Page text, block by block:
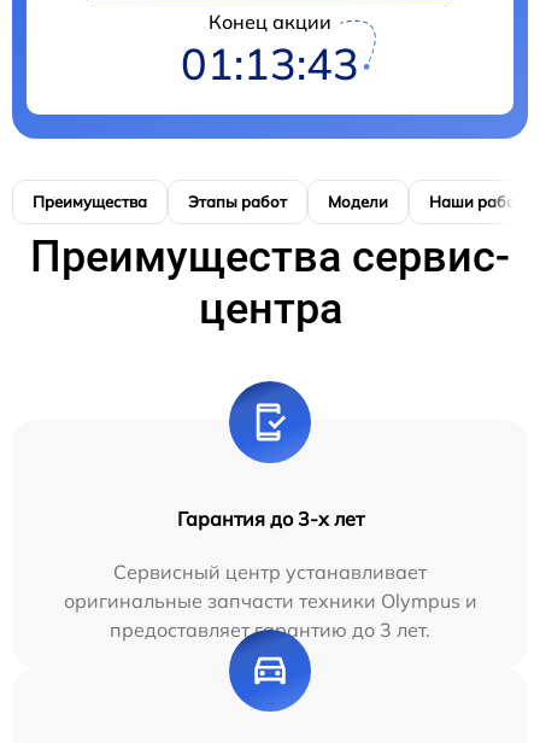
Конец акции
01:13:42
Преимущества Этапы работ Модели Наши работы
Преимущества сервис-
центра
Гарантия до 3-х лет
Сервисный центр устанавливает
оригинальные запчасти техники Olympus и
предоставляет гарантию до 3 лет.